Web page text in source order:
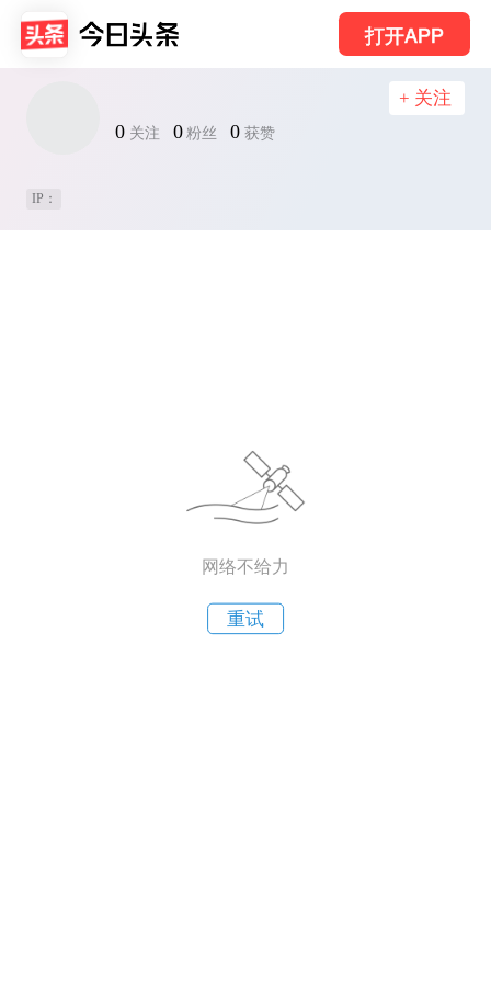
打开APP
0 关注 0 粉丝 0 获赞
+ 关注
IP：
网络不给力
重试